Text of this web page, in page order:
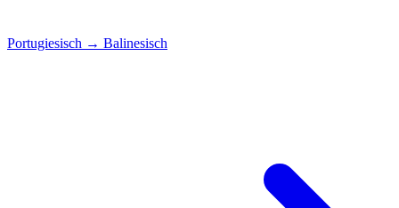
Portugiesisch → Balinesisch